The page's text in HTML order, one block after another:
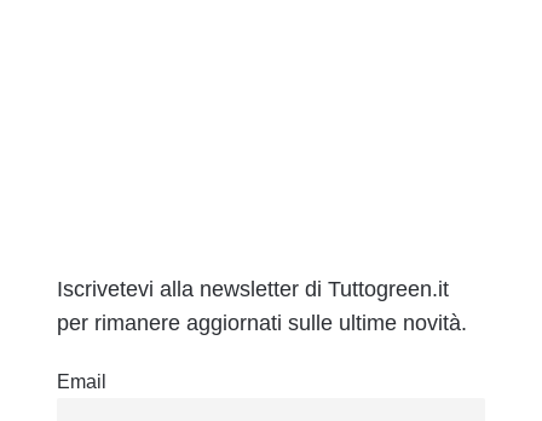
Iscrivetevi alla newsletter di Tuttogreen.it
per rimanere aggiornati sulle ultime novità.
Email